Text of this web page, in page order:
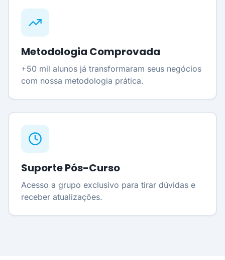
Metodologia Comprovada
+50 mil alunos já transformaram seus negócios
com nossa metodologia prática.
Suporte Pós-Curso
Acesso a grupo exclusivo para tirar dúvidas e
receber atualizações.